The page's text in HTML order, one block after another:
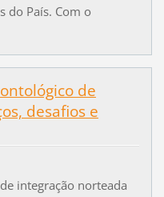
do País. Com o
de
desafios e
integração norteada